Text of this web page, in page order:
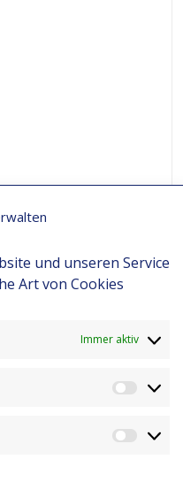
und unseren Service
Art von Cookies
Immer aktiv